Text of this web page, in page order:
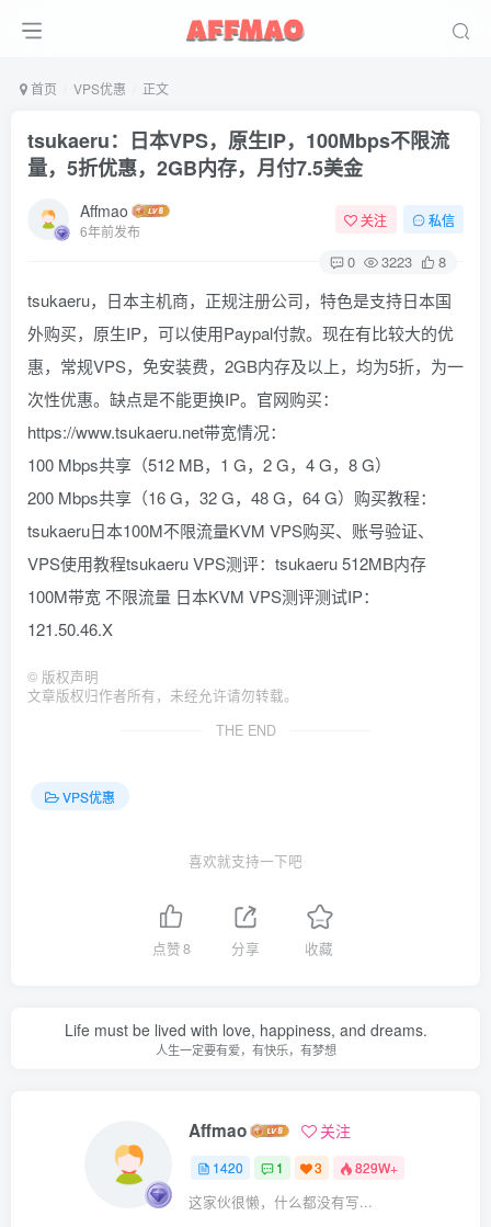
首页 VPS优惠 正文
tsukaeru：日本VPS，原生IP，100Mbps不限流
量，5折优惠，2GB内存，月付7.5美金
Affmao
6年前发布
关注 私信
0 3223 8
tsukaeru，日本主机商，正规注册公司，特色是支持日本国
外购买，原生IP，可以使用Paypal付款。现在有比较大的优
惠，常规VPS，免安装费，2GB内存及以上，均为5折，为一
次性优惠。缺点是不能更换IP。官网购买：
https://www.tsukaeru.net带宽情况：
100 Mbps共享（512 MB，1 G，2 G，4 G，8 G）
200 Mbps共享（16 G，32 G，48 G，64 G）购买教程：
tsukaeru日本100M不限流量KVM VPS购买、账号验证、
VPS使用教程tsukaeru VPS测评：tsukaeru 512MB内存
100M带宽 不限流量 日本KVM VPS测评测试IP：
121.50.46.X
© 版权声明
文章版权归作者所有，未经允许请勿转载。
THE END
VPS优惠
喜欢就支持一下吧
点赞8 分享 收藏
Life must be lived with love, happiness, and dreams.
人生一定要有爱，有快乐，有梦想
Affmao 关注
1420 1 3 829W+
这家伙很懒，什么都没有写...